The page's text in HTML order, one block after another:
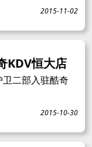
2015-11-02
KDV恒大店
二部入驻酷奇
2015-10-30